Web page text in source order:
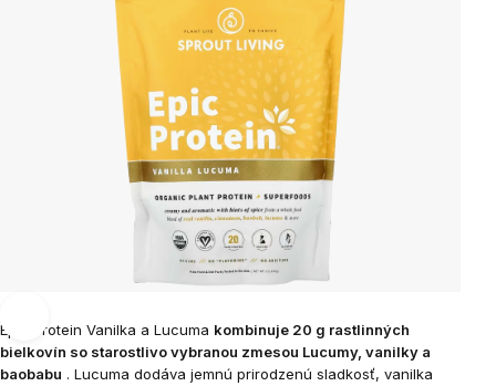
hviezdičiek.
Epic Protein Vanilka a Lucuma kombinuje 20 g rastlinných
bielkovín so starostlivo vybranou zmesou Lucumy, vanilky a
baobabu . Lucuma dodáva jemnú prirodzenú sladkosť, vanilka